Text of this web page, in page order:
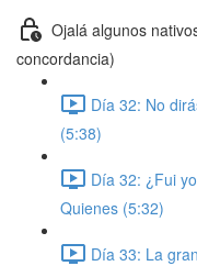
Ojalá algunos
concordancia)
Día 32: No
(5:38)
Día 32: ¿Fui
Quienes (5:32)
Día 33: La